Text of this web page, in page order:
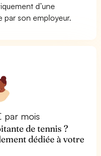
d’une
par son employeur.
par mois
de tennis ?
dédiée à votre